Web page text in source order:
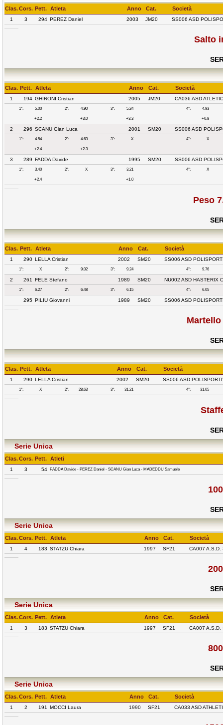
Clas.Cors. Pett. Atleta Anno Cat. Società
1 3 294 PEREZ Daniel 2003 JM20 SS006 ASD
Salto
Clas. Pett. Atleta Anno Cat. Società
1 194 GHIRONI Cristian 2005 JM20 CA036 ASD
1°: 5.00 2°: 4.90 3°: 5.24 4°: 4.93
+2.2 +3.0 +3.3 +0.8
2 296 SCANU Gian Luca 2001 SM20 SS006 ASD
1°: 4.54 2°: 4.63 3°: X 4°: X
+2.4 +2.3
3 289 FADDA Davide 1995 SM20 SS006 ASD
1°: 3.40 2°: X 3°: 3.21 4°: X
+2.4 +1.0
Peso
Clas. Pett. Atleta Anno Cat. Società
1 290 LELLA Cristian 2002 SM20 SS006 ASD
1°: X 2°: 9.02 3°: 9.24 4°: 9.76
2 261 FELE Stefano 1989 SM20 NU002 ASD HASTERIX
1°: 6.27 2°: 6.48 3°: 6.15 4°: 6.05
295 PILIU Giovanni 1989 SM20 SS006 ASD
Martello
Clas. Pett. Atleta Anno Cat. Società
1 290 LELLA Cristian 2002 SM20 SS006 ASD
1°: X 2°: 28.63 3°: 31.21 4°: 31.05
Serie Unica
Clas.Cors. Pett. Atleti
1 3 54 FADDA Davide - PEREZ Daniel - SCANU Gian Luca - MADEDDU Samuele
Serie Unica
Clas.Cors. Pett. Atleta Anno Cat. Società
1 4 183 STATZU Chiara 1997 SF21 CA007 A.S.D.
Serie Unica
Clas.Cors. Pett. Atleta Anno Cat. Società
1 3 183 STATZU Chiara 1997 SF21 CA007 A.S.D.
Serie Unica
Clas.Cors. Pett. Atleta Anno Cat. Società
1 2 191 MOCCI Laura 1990 SF21 CA033 ASD